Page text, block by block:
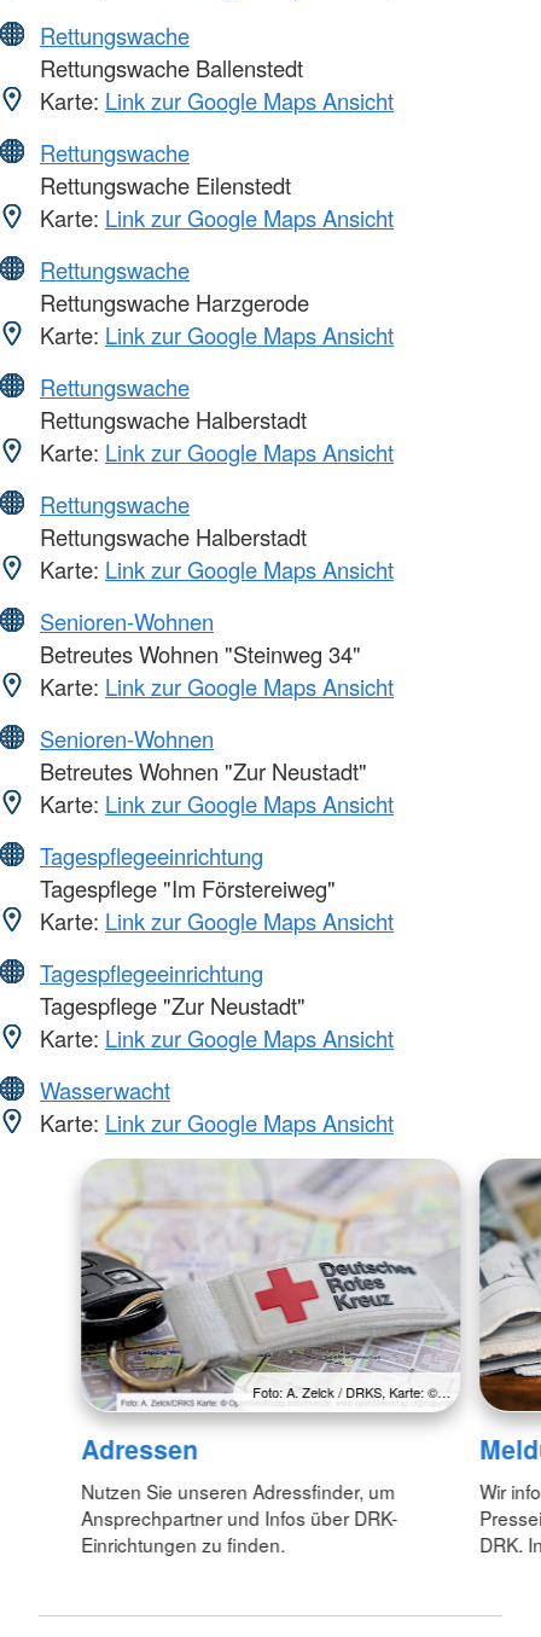
Rettungswache
Rettungswache Ballenstedt
Karte: Link zur Google Maps Ansicht
Rettungswache
Rettungswache Eilenstedt
Karte: Link zur Google Maps Ansicht
Rettungswache
Rettungswache Harzgerode
Karte: Link zur Google Maps Ansicht
Rettungswache
Rettungswache Halberstadt
Karte: Link zur Google Maps Ansicht
Rettungswache
Rettungswache Halberstadt
Karte: Link zur Google Maps Ansicht
Senioren-Wohnen
Betreutes Wohnen "Steinweg 34"
Karte: Link zur Google Maps Ansicht
Senioren-Wohnen
Betreutes Wohnen "Zur Neustadt"
Karte: Link zur Google Maps Ansicht
Tagespflegeeinrichtung
Tagespflege "Im Förstereiweg"
Karte: Link zur Google Maps Ansicht
Tagespflegeeinrichtung
Tagespflege "Zur Neustadt"
Karte: Link zur Google Maps Ansicht
Wasserwacht
Karte: Link zur Google Maps Ansicht
Foto: A. Zelck / DRKS, Karte: ©…
Adressen
Nutzen Sie unseren Adressfinder, um
Ansprechpartner und Infos über DRK-
Einrichtungen zu finden.
Wir
DRK.